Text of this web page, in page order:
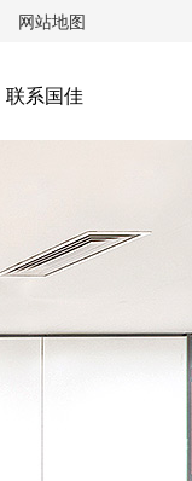
网站地图
联系国佳